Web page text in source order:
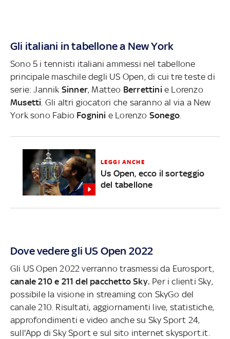
Gli italiani in tabellone a New York
Sono 5 i tennisti italiani ammessi nel tabellone
principale maschile degli US Open, di cui tre teste di
serie: Jannik Sinner, Matteo Berrettinie Lorenzo
Musetti. Gli altri giocatori che saranno al via a New
York sono Fabio Fognini e Lorenzo Sonego.
LEGGI ANCHE
Us Open, ecco il sorteggio
del tabellone
Dove vedere gli US Open 2022
Gli US Open 2022 verranno trasmessi da Eurosport,
canale 210 e 211 del pacchetto Sky. Per i clienti Sky,
possibile la visione in streaming con SkyGo del
canale 210. Risultati, aggiornamenti live, statistiche,
approfondimenti e video anche su Sky Sport 24,
sull'App di Sky Sport e sul sito internet skysport.it.